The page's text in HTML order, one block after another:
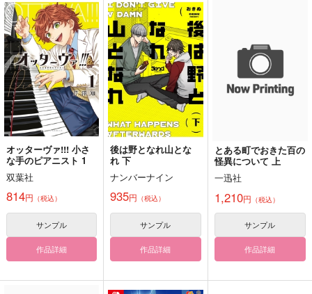
心恋
無糖スペクタクル
822円 （税込）
サンプル
作品詳細
祈望
無糖スペクタクル
822円 （税込）
サンプル
作品詳細
すくすく！
すくすくひよこくら
ぶ
629 （税込）
煉獄杏寿郎×竈門炭治郎
サンプル
作品詳細
えふびーにゃいメモ帳
SIGH-LAND
専売 220円（税込）
名探偵コナン
赤井秀一×安室透
サンプル
あいはけむたい
おなかすいた
専売 880円（税込）
名探偵コナン
赤井秀一×安室透
カート
イツメントリオ
787 （税込）
名探偵コナン
赤井秀一×安室透
オッターヴァ!!! 小さ
な手のピアニスト 1
双葉社
814円 （税込）
サンプル
作品詳細
後は野となれ山とな
れ 下
ナンバーナイン
935円 （税込）
サンプル
作品詳細
とある町でおきた百の
怪異について 上
一迅社
1,210円 （税込）
サンプル
作品詳細